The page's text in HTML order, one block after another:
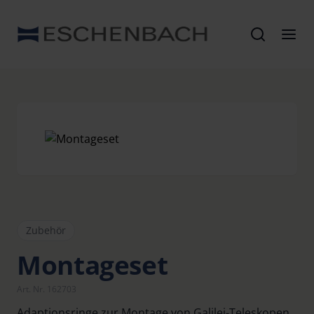
Zubehör
Montageset